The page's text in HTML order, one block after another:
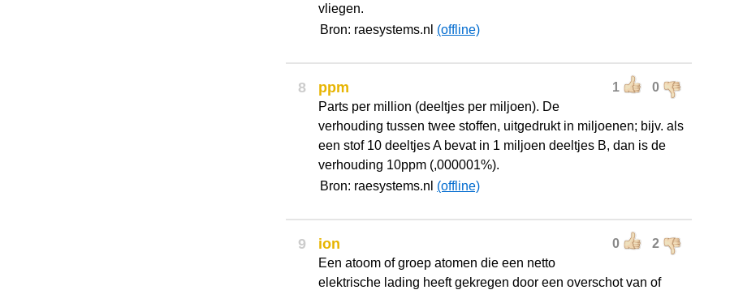
vliegen.
Bron: raesystems.nl (offline)
8 1 0
ppm
Parts per million (deeltjes per miljoen). De
verhouding tussen twee stoffen, uitgedrukt in miljoenen; bijv. als
een stof 10 deeltjes A bevat in 1 miljoen deeltjes B, dan is de
verhouding 10ppm (,000001%).
Bron: raesystems.nl (offline)
9 0 2
ion
Een atoom of groep atomen die een netto
elektrische lading heeft gekregen door een overschot van of